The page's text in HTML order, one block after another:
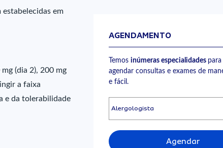
em
(dia 2), 200 mg
a faixa
e da tolerabilidade
AGENDAMENTO
Temos inúmeras especialidades
agendar consultas e exames de
e fácil.
Agendar